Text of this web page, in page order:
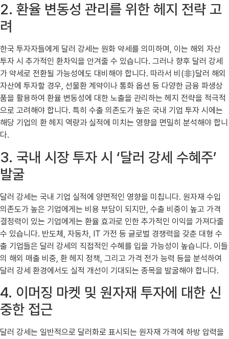
2. 환율 변동성 관리를 위한 헤지 전략 고
려
한국 투자자들에게 달러 강세는 원화 약세를 의미하며, 이는 해외 자산
투자 시 추가적인 환차익을 안겨줄 수 있습니다. 그러나 향후 달러 강세
가 약세로 전환될 가능성에도 대비해야 합니다. 따라서 비(非)달러 해외
자산에 투자할 경우, 선물환 계약이나 통화 옵션 등 다양한 금융 파생상
품을 활용하여 환율 변동성에 대한 노출을 관리하는 헤지 전략을 적극적
으로 고려해야 합니다. 특히 수출 의존도가 높은 국내 기업 투자 시에는
해당 기업의 환 헤지 역량과 실적에 미치는 영향을 면밀히 분석해야 합니
다.
3. 국내 시장 투자 시 ‘달러 강세 수혜주’
발굴
달러 강세는 국내 기업 실적에 양면적인 영향을 미칩니다. 원자재 수입
의존도가 높은 기업에게는 비용 부담이 되지만, 수출 비중이 높고 가격
결정력이 있는 기업에게는 환율 효과로 인한 추가적인 이익을 가져다줄
수 있습니다. 반도체, 자동차, IT 가전 등 글로벌 경쟁력을 갖춘 대형 수
출 기업들은 달러 강세의 직접적인 수혜를 입을 가능성이 높습니다. 이들
의 해외 매출 비중, 환 헤지 정책, 그리고 가격 전가 능력 등을 분석하여
달러 강세 환경에서도 실적 개선이 기대되는 종목을 발굴해야 합니다.
4. 이머징 마켓 및 원자재 투자에 대한 신
중한 접근
달러 강세는 일반적으로 달러화로 표시되는 원자재 가격에 하방 압력을